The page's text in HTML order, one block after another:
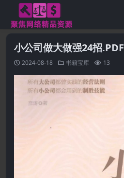
小公司做大做强24招.PDF
2024-08-18 书籍宝库 13